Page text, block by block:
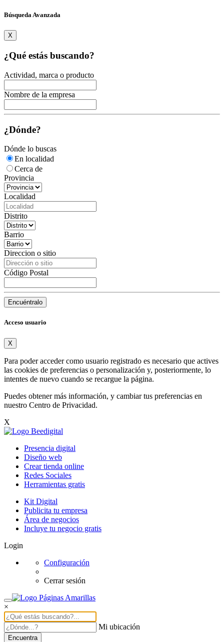
Búsqueda Avanzada
X
¿Qué estás buscando?
Actividad, marca o producto
Nombre de la empresa
¿Dónde?
Dónde lo buscas
En localidad
Cerca de
Provincia
Localidad
Distrito
Barrio
Direccion o sitio
Código Postal
Encuéntralo
Acceso usuario
X
Para poder acceder como usuario registrado es necesario que actives
las cookies de preferencias o personalización y, posteriormente, lo
intentes de nuevo cuando se recargue la página.
Puedes obtener más información, y cambiar tus preferencias en
nuestro Centro de Privacidad.
X
Presencia digital
Diseño web
Crear tienda online
Redes Sociales
Herramientas gratis
Kit Digital
Publicita tu empresa
Área de negocios
Incluye tu negocio gratis
Login
Configuración
Cerrar sesión
×
Mi ubicación
Encuentra